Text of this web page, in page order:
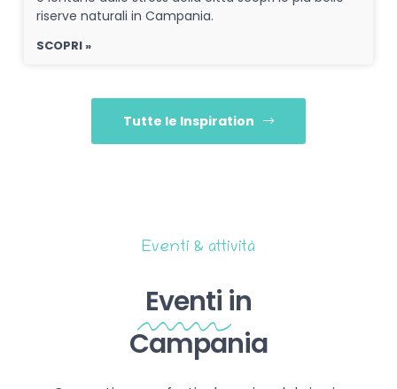
riserve naturali in Campania.
SCOPRI »
Tutte le Inspiration
Eventi & attività
Eventi in
Campania